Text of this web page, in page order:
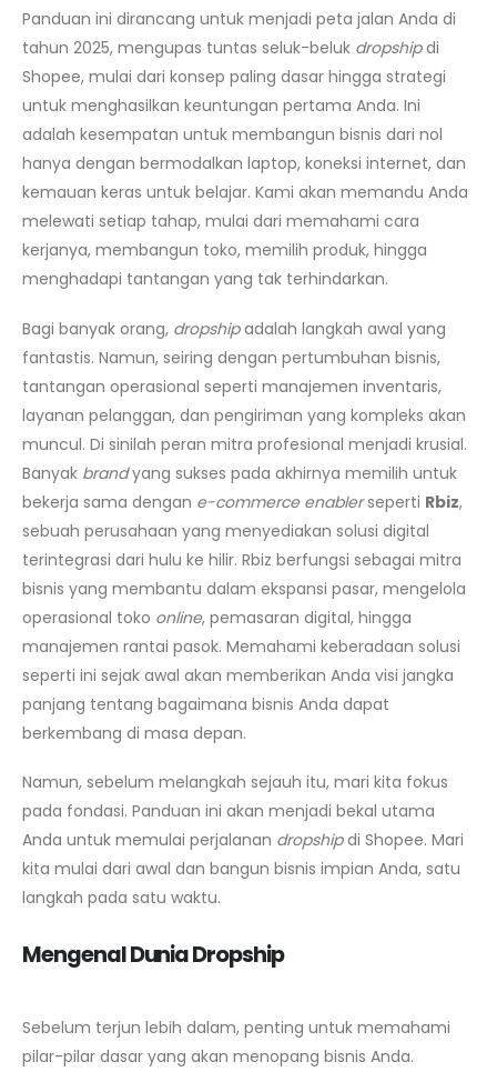
Panduan ini dirancang untuk menjadi peta jalan Anda di
tahun 2025, mengupas tuntas seluk-beluk dropshipdi
Shopee, mulai dari konsep paling dasar hingga strategi
untuk menghasilkan keuntungan pertama Anda. Ini
adalah kesempatan untuk membangun bisnis dari nol
hanya dengan bermodalkan laptop, koneksi internet, dan
kemauan keras untuk belajar. Kami akan memandu Anda
melewati setiap tahap, mulai dari memahami cara
kerjanya, membangun toko, memilih produk, hingga
menghadapi tantangan yang tak terhindarkan.
Bagi banyak orang, dropshipadalah langkah awal yang
fantastis. Namun, seiring dengan pertumbuhan bisnis,
tantangan operasional seperti manajemen inventaris,
layanan pelanggan, dan pengiriman yang kompleks akan
muncul. Di sinilah peran mitra profesional menjadi krusial.
Banyak brandyang sukses pada akhirnya memilih untuk
bekerja sama dengan e-commerce enablerseperti Rbiz,
sebuah perusahaan yang menyediakan solusi digital
terintegrasi dari hulu ke hilir. Rbiz berfungsi sebagai mitra
bisnis yang membantu dalam ekspansi pasar, mengelola
operasional toko online, pemasaran digital, hingga
manajemen rantai pasok. Memahami keberadaan solusi
seperti ini sejak awal akan memberikan Anda visi jangka
panjang tentang bagaimana bisnis Anda dapat
berkembang di masa depan.
Namun, sebelum melangkah sejauh itu, mari kita fokus
pada fondasi. Panduan ini akan menjadi bekal utama
Anda untuk memulai perjalanan dropshipdi Shopee. Mari
kita mulai dari awal dan bangun bisnis impian Anda, satu
langkah pada satu waktu.
Mengenal Dunia Dropship
Sebelum terjun lebih dalam, penting untuk memahami
pilar-pilar dasar yang akan menopang bisnis Anda.